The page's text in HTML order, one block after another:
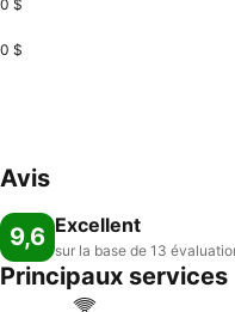
0 $
0 $
Avis
9,6 Excellent
sur la base de 13
Principaux services